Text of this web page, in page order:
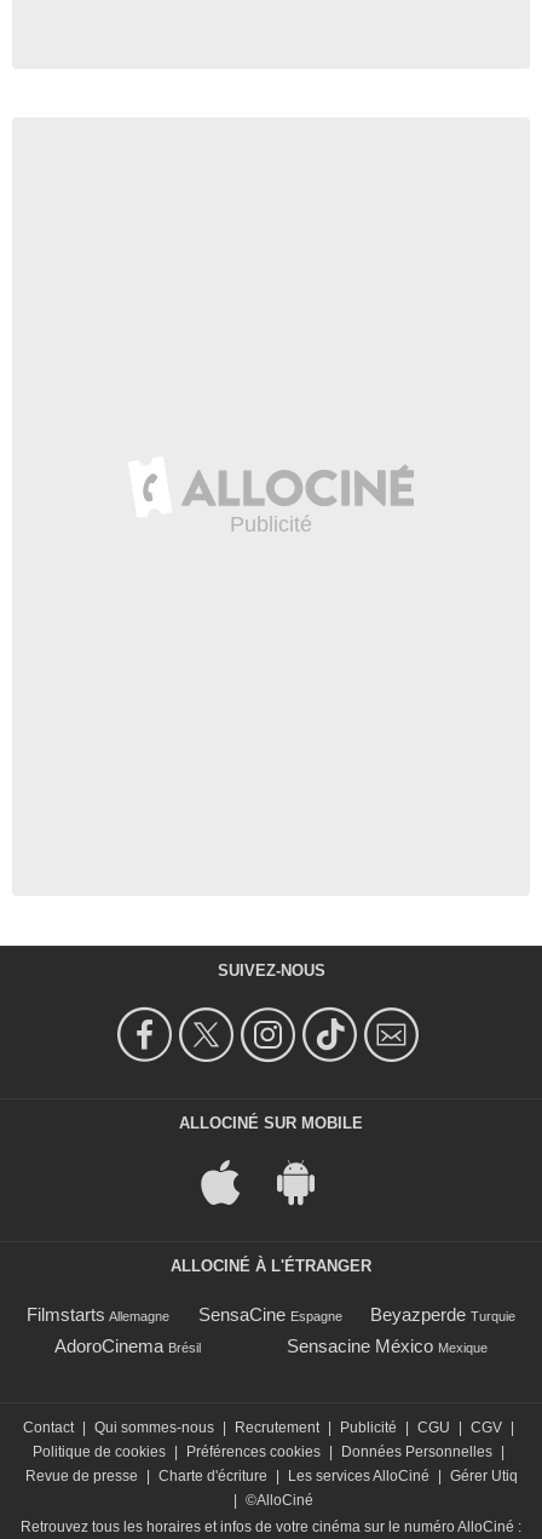
SUIVEZ-NOUS
ALLOCINÉ SUR MOBILE
ALLOCINÉ À L'ÉTRANGER
Filmstarts Allemagne SensaCine Espagne Beyazperde Turquie
AdoroCinema Brésil Sensacine México Mexique
Contact Qui sommes-nous Recrutement Publicité CGU CGV
Politique de cookies
Préférences cookies Données Personnelles
Revue de presse
Charte d'écriture Les services AlloCiné
Gérer Utiq
©AlloCiné
Retrouvez tous les horaires et infos de votre cinéma sur le numéro AlloCiné :